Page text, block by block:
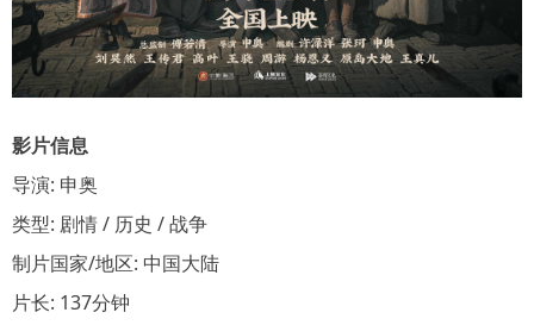
影片信息
导演: 申奥
类型: 剧情 / 历史 / 战争
制片国家/地区: 中国大陆
片长: 137分钟